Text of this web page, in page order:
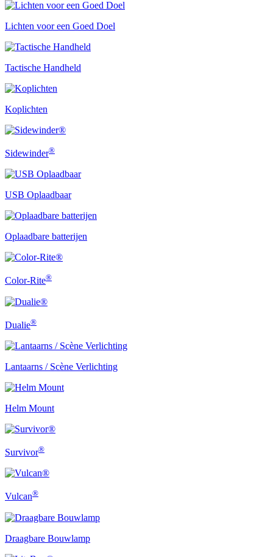
Lichten voor een Goed Doel
Tactische Handheld
Koplichten
Sidewinder®
USB Oplaadbaar
Oplaadbare batterijen
Color-Rite®
Dualie®
Lantaarns / Scène Verlichting
Helm Mount
Survivor®
Vulcan®
Draagbare Bouwlamp